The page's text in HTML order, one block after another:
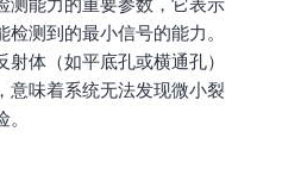
测能力的重要参数，它表示
测到的最小信号的能力。
体（如平底孔或横通孔）
意味着系统无法发现微小裂